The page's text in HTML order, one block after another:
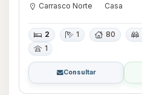
Carrasco Norte Casa
2 1 80
1
Consultar